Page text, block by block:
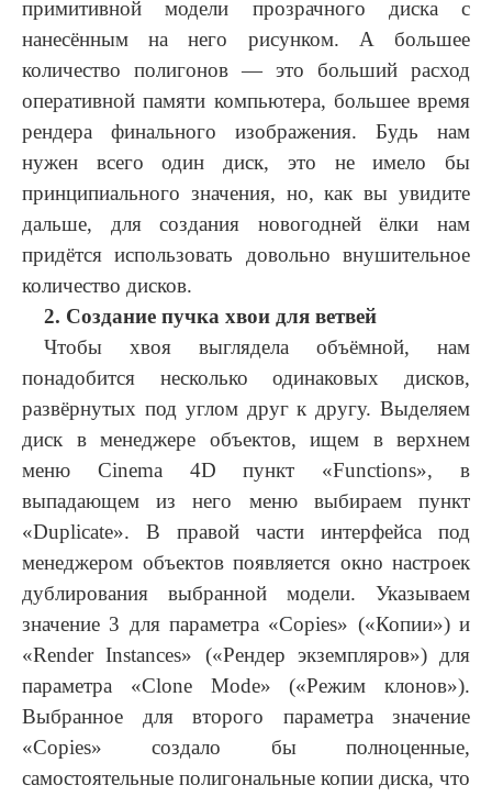
примитивной модели прозрачного диска с
нанесённым на него рисунком. А большее
количество полигонов — это больший расход
оперативной памяти компьютера, большее время
рендера финального изображения. Будь нам
нужен всего один диск, это не имело бы
принципиального значения, но, как вы увидите
дальше, для создания новогодней ёлки нам
придётся использовать довольно внушительное
количество дисков.
2. Создание пучка хвои для ветвей
Чтобы хвоя выглядела объёмной, нам
понадобится несколько одинаковых дисков,
развёрнутых под углом друг к другу. Выделяем
диск в менеджере объектов, ищем в верхнем
меню Cinema 4D пункт «Functions», в
выпадающем из него меню выбираем пункт
«Duplicate». В правой части интерфейса под
менеджером объектов появляется окно настроек
дублирования выбранной модели. Указываем
значение 3 для параметра «Copies» («Копии») и
«Render Instances» («Рендер экземпляров») для
параметра «Clone Mode» («Режим клонов»).
Выбранное для второго параметра значение
«Copies» создало бы полноценные,
самостоятельные полигональные копии диска, что